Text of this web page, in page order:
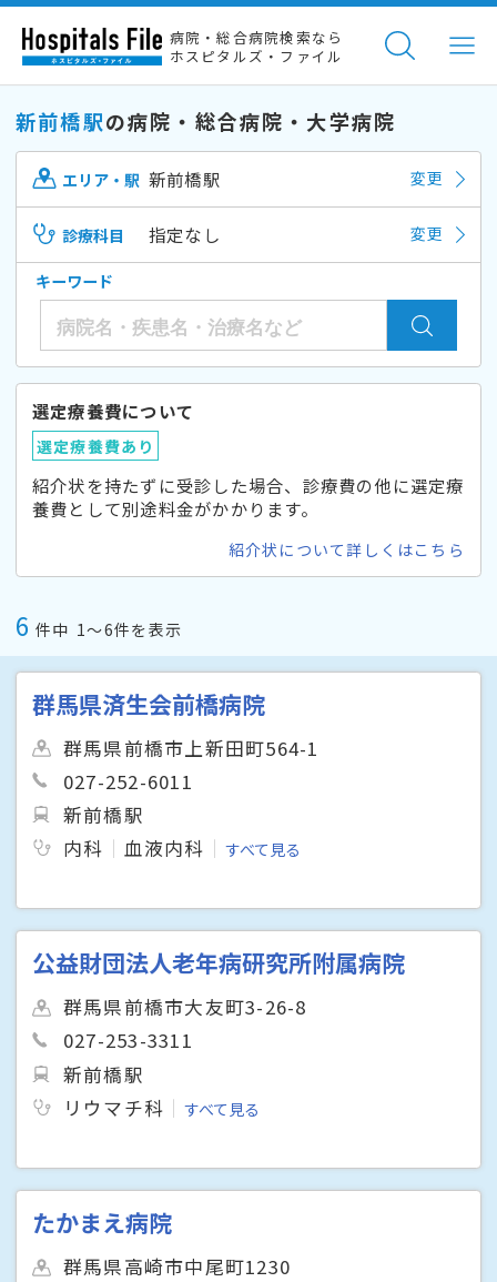
病院・総合病院検索なら
ホスピタルズ・ファイル
新前橋駅の病院・総合病院・大学病院
エリア・駅 新前橋駅 変更
診療科目 指定なし 変更
キーワード
選定療養費について
選定療養費あり
紹介状を持たずに受診した場合、診療費の他に選定療
養費として別途料金がかかります。
紹介状について詳しくはこちら
6 件中 1〜6件を表示
群馬県済生会前橋病院
群馬県前橋市上新田町564-1
027-252-6011
新前橋駅
内科
血液内科 すべて見る
公益財団法人老年病研究所附属病院
群馬県前橋市大友町3-26-8
027-253-3311
新前橋駅
リウマチ科
すべて見る
たかまえ病院
群馬県高崎市中尾町1230